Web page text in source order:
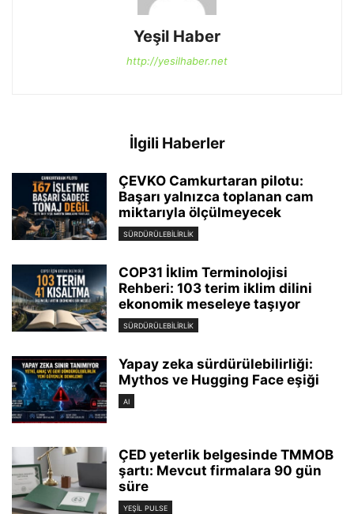
Yeşil Haber
http://yesilhaber.net
İlgili Haberler
ÇEVKO Camkurtaran pilotu:
Başarı yalnızca toplanan cam
miktarıyla ölçülmeyecek
SÜRDÜRÜLEBILIRLIK
COP31 İklim Terminolojisi
Rehberi: 103 terim iklim dilini
ekonomik meseleye taşıyor
SÜRDÜRÜLEBILIRLIK
Yapay zeka sürdürülebilirliği:
Mythos ve Hugging Face eşiği
AI
ÇED yeterlik belgesinde TMMOB
şartı: Mevcut firmalara 90 gün
süre
YEŞIL PULSE